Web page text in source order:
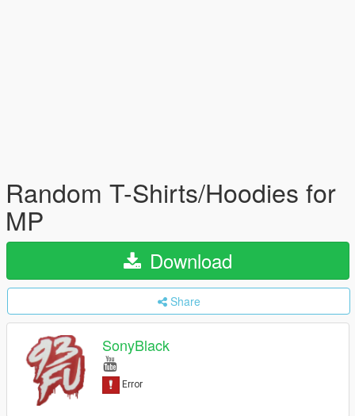
Random T-Shirts/Hoodies for
MP
Download
Share
SonyBlack